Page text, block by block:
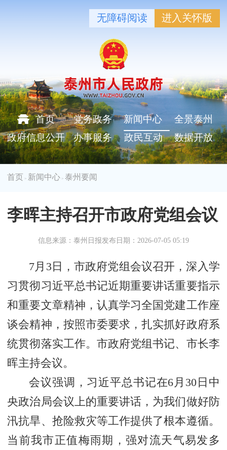
无障碍阅读 进入关怀版
首页 党务政务 新闻中心
全景泰州
政府信息公开
办事服务 政民互动 数据开放
首页 > 新闻中心 >泰州要闻
李晖主持召开市政府党组会议
信息来源：泰州日报发布日期：2026-07-05 05:19
7月3日，市政府党组会议召开，深入学
习贯彻习近平总书记近期重要讲话重要指示
和重要文章精神，认真学习全国党建工作座
谈会精神，按照市委要求，扎实抓好政府系
统贯彻落实工作。市政府党组书记、市长李
晖主持会议。
会议强调，习近平总书记在6月30日中
央政治局会议上的重要讲话，为我们做好防
汛抗旱、抢险救灾等工作提供了根本遵循。
当前我市正值梅雨期，强对流天气易发多